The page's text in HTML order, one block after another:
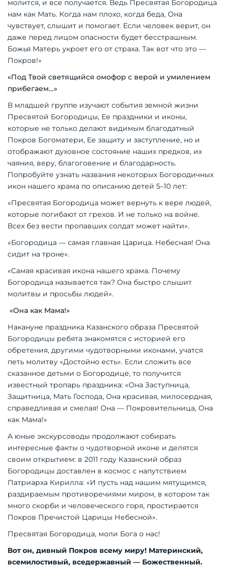
молится, и все получается. Ведь Пресвятая Богородица
нам как Мать. Когда нам плохо, когда беда, Она
чувствует, слышит и помогает. Если человек верит, он
даже перед лицом опасности будет бесстрашным.
Божья Матерь укроет его от страха. Так вот что это —
Покров!»
«Под Твой светящийся омофор с верой и умилением
прибегаем…»
В младшей группе изучают события земной жизни
Пресвятой Богородицы, Ее праздники и иконы,
которые не только делают видимым благодатный
Покров Богоматери, Ее защиту и заступление, но и
отображают духовное состояние наших предков, их
чаяния, веру, благоговение и благодарность.
Попробуйте узнать названия некоторых Богородичных
икон нашего храма по описанию детей 5–10 лет:
«Пресвятая Богородица может вернуть к вере людей,
которые погибают от грехов. И не только на войне.
Всех без вести пропавших солдат может найти».
«Богородица — самая главная Царица. Небесная! Она
сидит на троне».
«Самая красивая икона нашего храма. Почему
Богородица называется так? Она быстро слышит
молитвы и просьбы людей».
«Она как Мама!»
Накануне праздника Казанского образа Пресвятой
Богородицы ребята знакомятся с историей его
обретения, другими чудотворными иконами, учатся
петь молитву «Достойно есть». Если сложить все
сказанное детьми о Богородице, то получится
известный тропарь праздника: «Она Заступница,
Защитница, Мать Господа, Она красивая, милосердная,
справедливая и смелая! Она — Покровительница, Она
как Мама!»
А юные экскурсоводы продолжают собирать
интересные факты о чудотворной иконе и делятся
своим открытием: в 2011 году Казанский образ
Богородицы доставлен в космос с напутствием
Патриарха Кирилла: «И пусть над нашим мятущимся,
раздираемым противоречиями миром, в котором так
много скорби и человеческого горя, простирается
Покров Пречистой Царицы Небесной».
Пресвятая Богородица, моли Бога о нас!
Вот он, дивный Покров всему миру! Материнский,
всемилостивый, вседержавный — Божественный.